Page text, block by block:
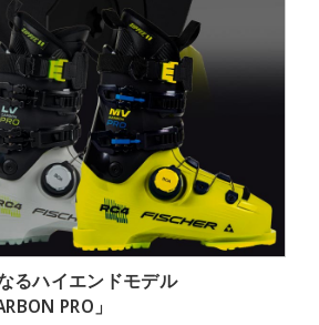
るハイエンドモデル
PRO」